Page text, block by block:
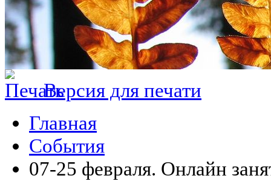
Версия для печати
Главная
События
07-25 февраля. Онлайн